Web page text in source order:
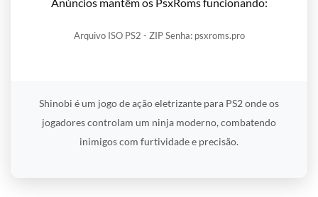
Arquivo ISO PS2 - ZIP Senha: psxroms.pro
Shinobi é um jogo de ação eletrizante para PS2 onde os
jogadores controlam um ninja moderno, combatendo
inimigos com furtividade e precisão.